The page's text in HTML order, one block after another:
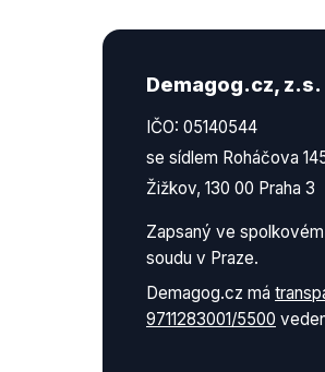
Demagog.cz, z.s.
IČO: 05140544
se sídlem Roháčova
Žižkov, 130 00 Praha 3
Zapsaný ve
soudu v Praze.
Demagog.cz má
9711283001/5500